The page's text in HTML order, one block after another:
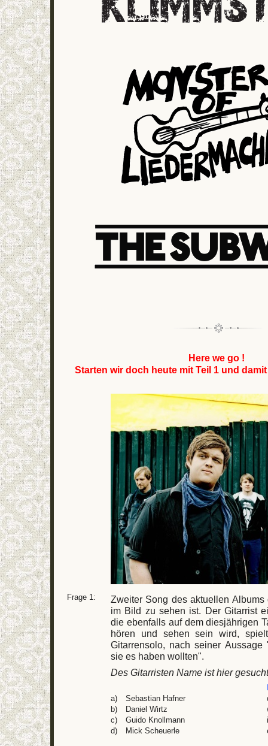
Here we go !
Starten wir doch heute mit Teil 1 und
Frage 1:
Zweiter Song des aktuellen
im Bild zu sehen ist. Der Gitarrist
die ebenfalls auf dem diesjährigen
hören und sehen sein wird,
Gitarrensolo, nach seiner
sie es haben wollten".
Des Gitarristen Name ist hier
a)
Sebastian Hafner
b)
Daniel Wirtz
c)
Guido Knollmann
d)
Mick Scheuerle